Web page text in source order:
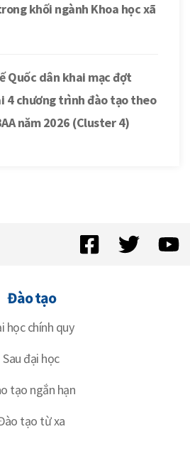
khối ngành Khoa học xã
Quốc dân khai mạc đợt
4 chương trình đào tạo theo
năm 2026 (Cluster 4)
Đào tạo
học chính quy
Sau đại học
tạo ngắn hạn
tạo từ xa